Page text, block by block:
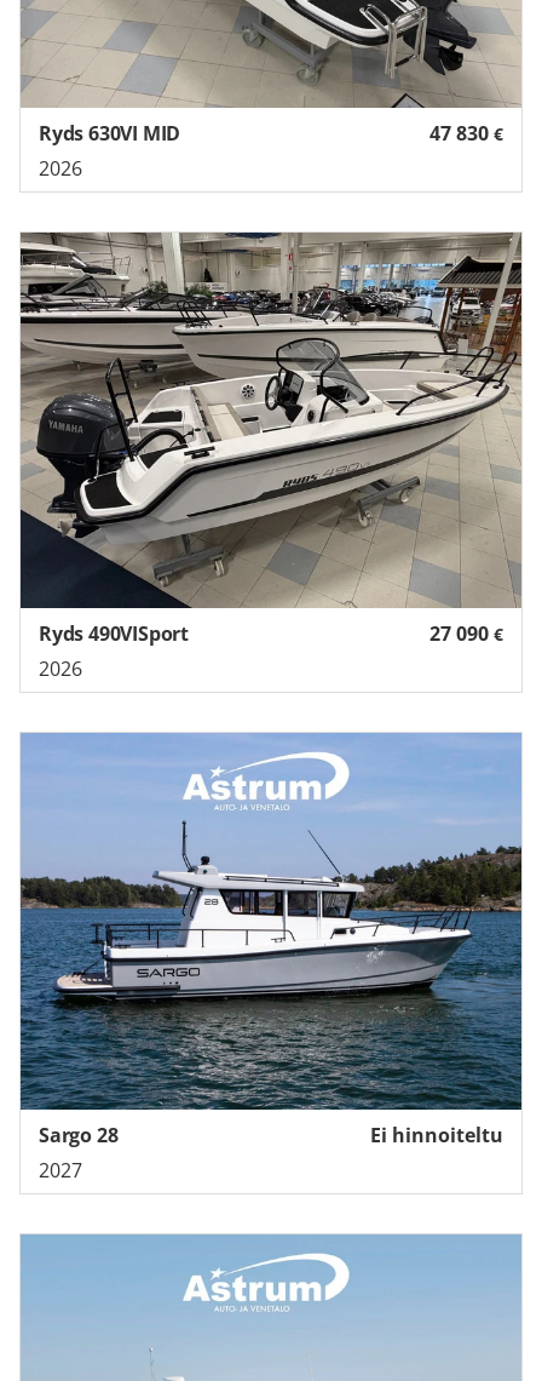
47 830 €
Ryds 630VI MID
2026
27 090 €
Ryds 490VISport
2026
Ei hinnoiteltu
Sargo 28
2027